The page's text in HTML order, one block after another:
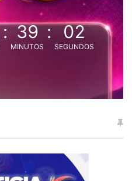
: 39
MINUTOS
: 01
SEGUNDOS